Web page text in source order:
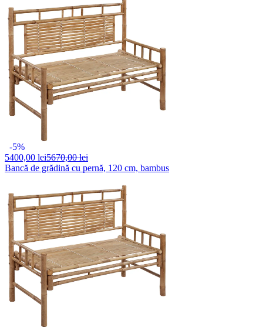
-5%
5400,00 lei5670,00 lei
Bancă de grădină cu pernă, 120 cm, bambus